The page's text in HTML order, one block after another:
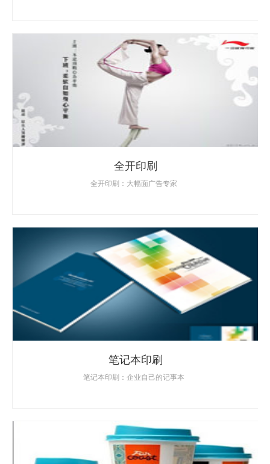
全开印刷
全开印刷：大幅面广告专家
笔记本印刷
笔记本印刷：企业自己的记事本